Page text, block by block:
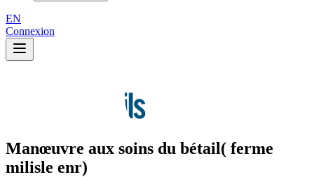
EN
Connexion
Manœuvre aux soins du bétail( ferme
milisle enr)